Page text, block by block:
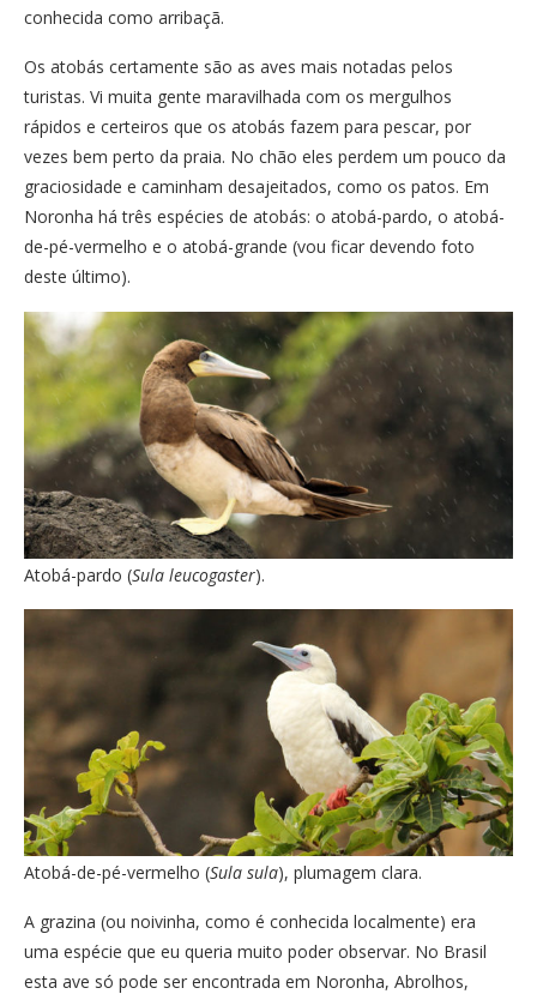
conhecida como arribaçã.
Os atobás certamente são as aves mais notadas pelos
turistas. Vi muita gente maravilhada com os mergulhos
rápidos e certeiros que os atobás fazem para pescar, por
vezes bem perto da praia. No chão eles perdem um pouco da
graciosidade e caminham desajeitados, como os patos. Em
Noronha há três espécies de atobás: o atobá-pardo, o atobá-
de-pé-vermelho e o atobá-grande (vou ficar devendo foto
deste último).
Atobá-pardo (Sula leucogaster).
Atobá-de-pé-vermelho (Sula sula), plumagem clara.
A grazina (ou noivinha, como é conhecida localmente) era
uma espécie que eu queria muito poder observar. No Brasil
esta ave só pode ser encontrada em Noronha, Abrolhos,